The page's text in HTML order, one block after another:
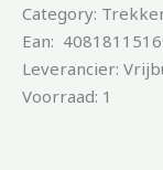
Category:
Ean:
Leverancier:
Voorraad: 1